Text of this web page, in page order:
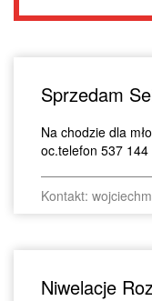
Sprzedam
Na chodzie dla
oc.telefon 537
Kontakt:
Niwelacje